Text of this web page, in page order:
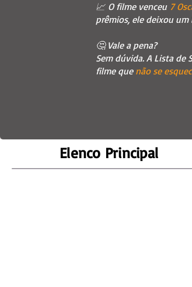
📈 O filme venceu 7
prêmios, ele deixou
🤔 Vale a pena?
Sem dúvida. A Lista de
filme que não se
Elenco Principal